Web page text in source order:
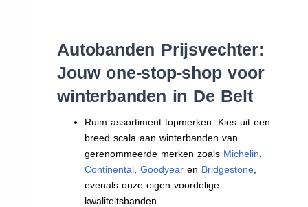
Autobanden Prijsvechter:
Jouw one-stop-shop voor
winterbanden in De Belt
Ruim assortiment topmerken: Kies uit een
breed scala aan winterbanden van
gerenommeerde merken zoals Michelin
Continental ,Goodyear en Bridgestone
evenals onze eigen voordelige
kwaliteitsbanden.